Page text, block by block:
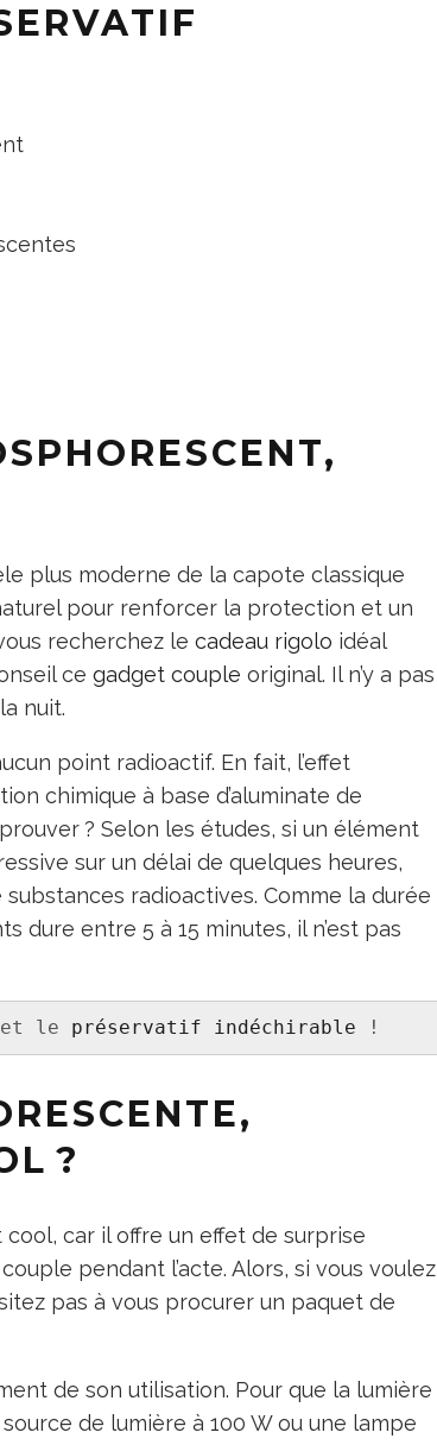
plus moderne de la capote classique
pour renforcer la protection et un
recherchez le cadeau rigolo idéal
ce gadget couple original. Il n’y a pas
nuit.
point radioactif. En fait, l’effet
chimique à base d’aluminate de
? Selon les études, si un élément
sur un délai de quelques heures,
radioactives. Comme la durée
entre 5 à 15 minutes, il n’est pas
et le préservatif indéchirable !
?
car il offre un effet de surprise
pendant l’acte. Alors, si vous voulez
pas à vous procurer un paquet de
de son utilisation. Pour que la lumière
de lumière à 100 W ou une lampe